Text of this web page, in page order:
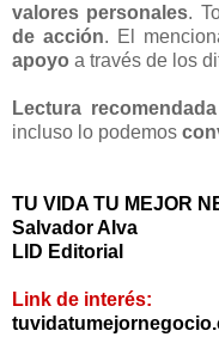
valores personales.
de acción. El
apoyo a través de los
Lectura recomendada
incluso lo podemos
TU VIDA TU MEJOR
Salvador Alva
LID Editorial
Link de interés: